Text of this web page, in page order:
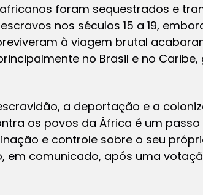
africanos foram sequestrados e
nos séculos 15 a 19,
à viagem brutal
no Brasil e no
a deportação e a
os povos da África é um
e controle sobre o seu
em comunicado, após uma